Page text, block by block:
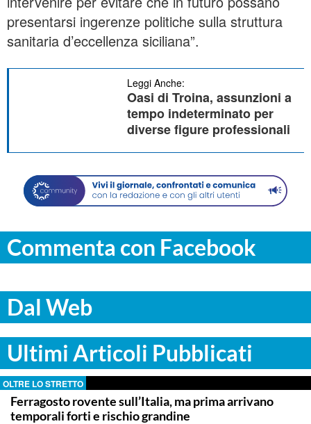
presentarsi ingerenze politiche sulla struttura
sanitaria d’eccellenza siciliana”.
Leggi Anche:
Oasi di Troina, assunzioni a
tempo indeterminato per
diverse figure professionali
Commenta con Facebook
Dal Web
Ultimi Articoli Pubblicati
OLTRE LO STRETTO
Ferragosto rovente sull’Italia, ma prima arrivano
temporali forti e rischio grandine